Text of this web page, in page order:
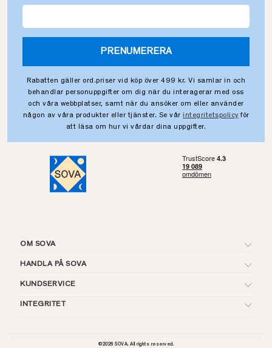
PRENUMERERA
Rabatten gäller ord.priser vid köp över 499 kr. Vi samlar in och
behandlar personuppgifter om dig när du interagerar med oss
och våra webbplatser, samt när du ansöker om eller använder
någon av våra produkter eller tjänster. Se vår integritetspolicy för
att läsa om hur vi vårdar dina uppgifter.
OM SOVA
HANDLA PÅ SOVA
KUNDSERVICE
INTEGRITET
©2026SOVA. All rights reserved.